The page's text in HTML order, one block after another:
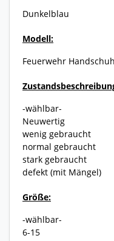
Dunkelblau
Modell:
Feuerwehr
-wählbar-
Neuwertig
wenig gebraucht
normal gebraucht
stark gebraucht
defekt (mit Mängel)
Größe:
-wählbar-
6-15